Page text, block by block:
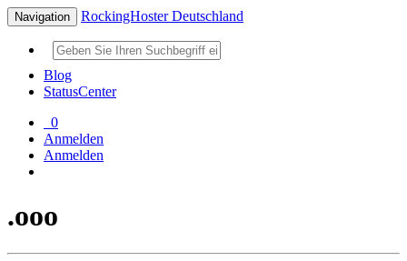
Navigation RockingHoster Deutschland
Blog
StatusCenter
0
Anmelden
Anmelden
.ooo